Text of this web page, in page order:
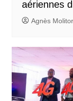
aériennes
Agnès Molitor